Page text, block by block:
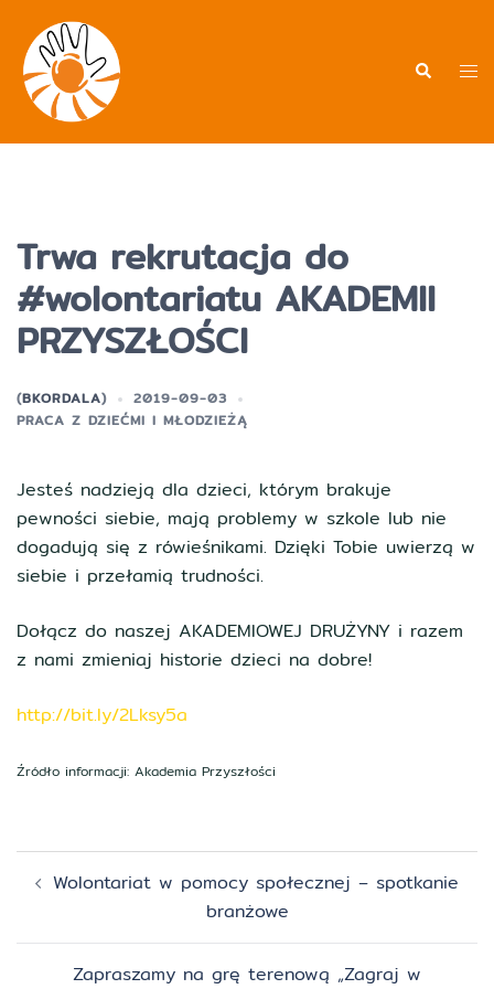
treści
Trwa rekrutacja do
#wolontariatu AKADEMII
PRZYSZŁOŚCI
(BKORDALA)
2019-09-03
PRACA Z DZIEĆMI I MŁODZIEŻĄ
Jesteś nadzieją dla dzieci, którym brakuje
pewności siebie, mają problemy w szkole lub nie
dogadują się z rówieśnikami. Dzięki Tobie uwierzą w
siebie i przełamią trudności.
Dołącz do naszej AKADEMIOWEJ DRUŻYNY i razem
z nami zmieniaj historie dzieci na dobre!
http://bit.ly/2Lksy5a
Źródło informacji: Akademia Przyszłości
Zobacz
wpisy
Wolontariat w pomocy społecznej – spotkanie
branżowe
Zapraszamy na grę terenową „Zagraj w